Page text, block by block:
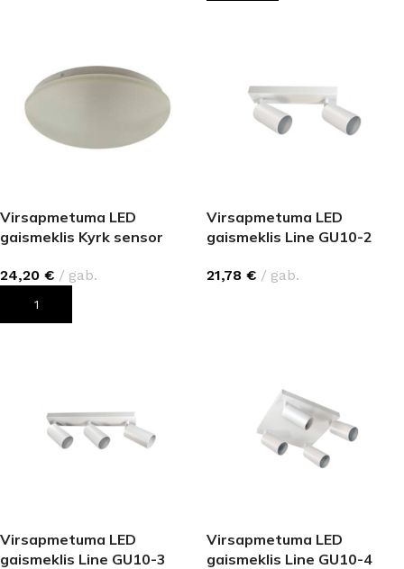
Virsapmetuma LED
gaismeklis Kyrk sensor
24,20 € gab.
PIEVIENOT GROZAM
Virsapmetuma LED
gaismeklis Line GU10-2
21,78 € gab.
Virsapmetuma LED
gaismeklis Line GU10-3
Virsapmetuma LED
gaismeklis Line GU10-4